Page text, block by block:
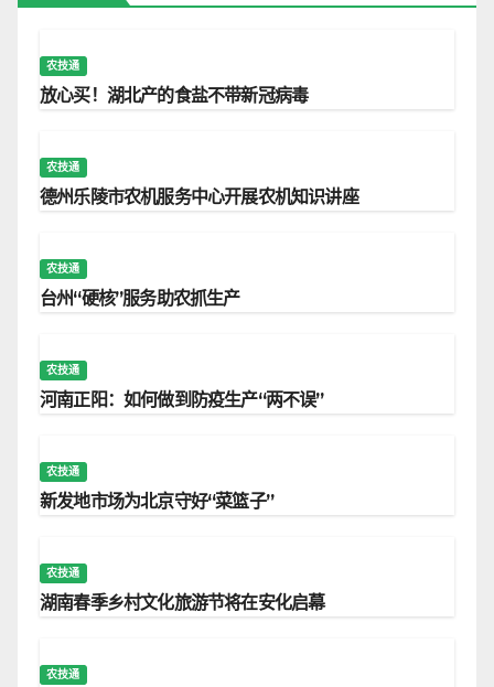
农技通
放心买！湖北产的食盐不带新冠病毒
农技通
德州乐陵市农机服务中心开展农机知识讲座
农技通
台州“硬核”服务助农抓生产
农技通
河南正阳：如何做到防疫生产“两不误”
农技通
新发地市场为北京守好“菜篮子”
农技通
湖南春季乡村文化旅游节将在安化启幕
农技通